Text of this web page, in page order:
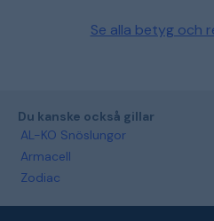
Se alla betyg och
Du kanske också gillar
AL-KO Snöslungor
Armacell
Zodiac